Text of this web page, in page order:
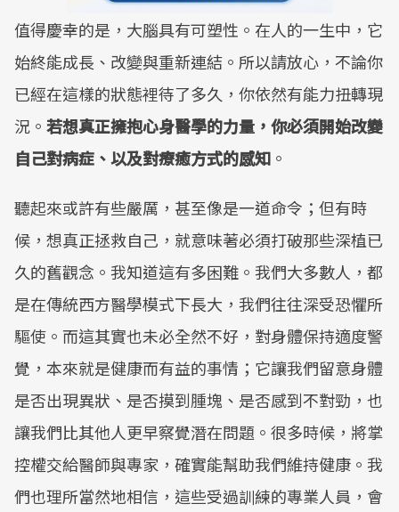
值得慶幸的是，大腦具有可塑性。在人的一生中，它
始終能成長、改變與重新連結。所以請放心，不論你
已經在這樣的狀態裡待了多久，你依然有能力扭轉現
況。 若想真正擁抱心身醫學的力量，你必須開始改變
自己對病症、以及對療癒方式的感知 。
聽起來或許有些嚴厲，甚至像是一道命令；但有時
候，想真正拯救自己，就意味著必須打破那些深植已
久的舊觀念。我知道這有多困難。我們大多數人，都
是在傳統西方醫學模式下長大，我們往往深受恐懼所
驅使。而這其實也未必全然不好，對身體保持適度警
覺，本來就是健康而有益的事情；它讓我們留意身體
是否出現異狀、是否摸到腫塊、是否感到不對勁，也
讓我們比其他人更早察覺潛在問題。很多時候，將掌
控權交給醫師與專家，確實能幫助我們維持健康。我
們也理所當然地相信，這些受過訓練的專業人員，會